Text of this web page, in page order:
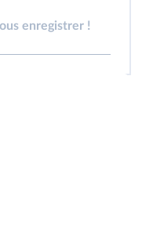
enregistrer !